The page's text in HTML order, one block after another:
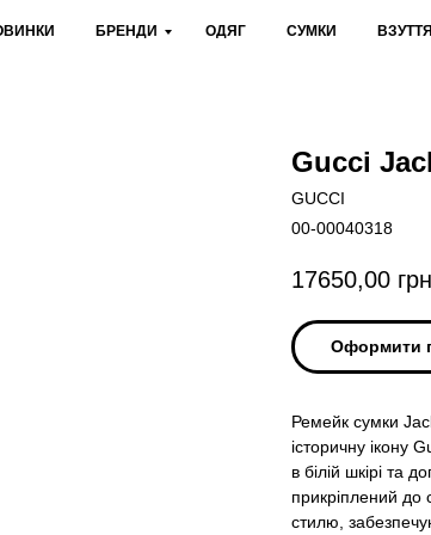
БРЕНДИ ОДЯГ СУМКИ ВЗУТТЯ
Gucci
GUCCI
00-00040318
17650,00
Оформити
Ремейк сумки
історичну ікону
в білій шкірі та
прикріплений до
стилю,